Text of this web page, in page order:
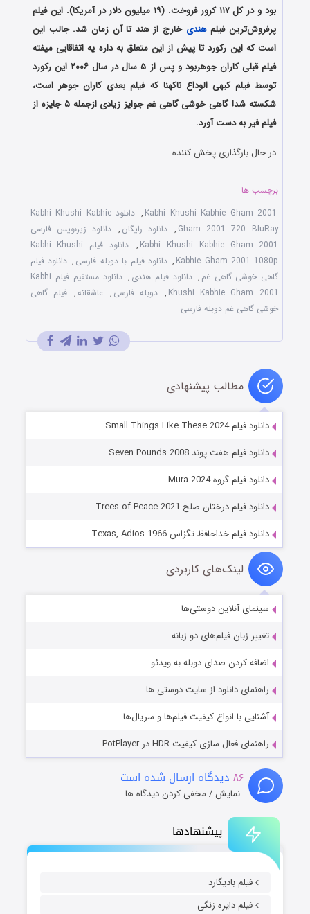
پیشنهادها
فیلم بادیگارد
فیلم دایره زنگی
بود و در کل ۱۱۷ کرور فروخت. (۱۹ میلیون دلار در آمریکا). این فیلم
پرفروش‌ترین فیلمهندی خارج از هند تا آن زمان شد. جالب این
است که این رکورد تا پیش از این متعلق به داره یه اتفاقایی میفته
فیلم قبلی کاران جوهربود و پس از ۵ سال در سال ۲۰۰۶ این رکورد
توسط فیلم کبهی الوداع ناکهنا که فیلم بعدی کاران جوهر است،
شکسته شد! گاهی خوشی گاهی غم جوایز زیادی ازجمله ۵ جایزه از
فیلم فیر به دست آورد.
در حال بارگذاری پخش کننده...
برچسب ها
Kabhi Khushi Kabhie Gham 2001
,
دانلود Kabhi Khushi Kabhie
Gham 2001 720 BluRay
, دانلود رایگان , دانلود زیرنویس فارسی
Kabhi Khushi Kabhie Gham 2001
,
دانلود فیلم Kabhi Khushi
Kabhie Gham 2001 1080p
, دانلود فیلم با دوبله فارسی , دانلود فیلم
گاهی خوشی گاهی غم , دانلود فیلم هندی ,
دانلود مستقیم فیلم Kabhi
Khushi Kabhie Gham 2001
, دوبله فارسی , عاشقانه, فیلم گاهی
خوشی گاهی غم دوبله فارسی
مطالب پیشنهادی
دانلود فیلم Small Things Like These 2024
دانلود فیلم هفت پوند Seven Pounds 2008
دانلود فیلم گروه Mura 2024
دانلود فیلم درختان صلح Trees of Peace 2021
دانلود فیلم خداحافظ تگزاس Texas, Adios 1966
لینک‌های کاربردی
سینمای آنلاین دوستی‌ها
تغییر زبان فیلم‌های دو زبانه
اضافه کردن صدای دوبله به ویدئو
راهنمای دانلود از سایت دوستی ها
آشنایی با انواع کیفیت فیلم‌ها و سریال‌ها
راهنمای فعال سازی کیفیت HDR در PotPlayer
۸۶ دیدگاه ارسال شده است
نمایش / مخفی کردن دیدگاه ها